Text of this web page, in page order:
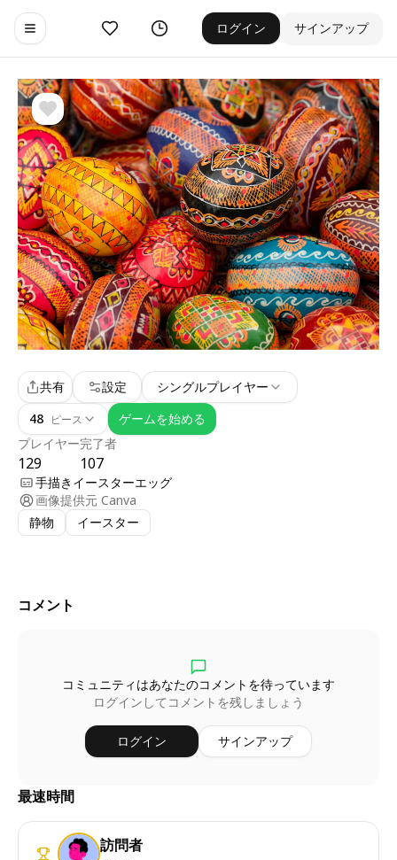
Toggle navigation menu
お気に入りゲーム履歴 ログイン サインアップ
プレイヤー
129
完了者
107
共有 設定
シングルプレイヤー
48 ピース ゲームを始める
手描きイースターエッグ
画像提供元 Canva
静物
イースター
コメント
コミュニティはあなたのコメントを待っています
ログインしてコメントを残しましょう
ログイン サインアップ
最速時間
訪問者